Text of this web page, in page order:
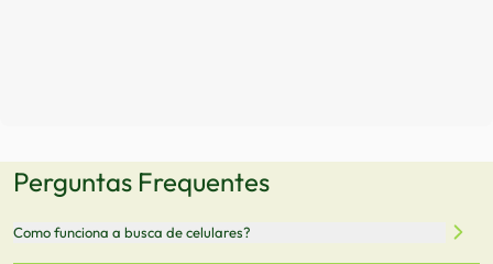
Perguntas Frequentes
Como funciona a busca de celulares?